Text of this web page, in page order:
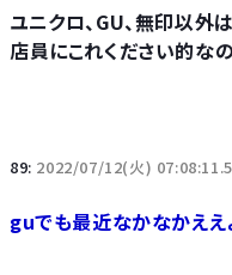
ユニクロ、GU、無印以
店員にこれください的な
89: 2022/07/12(火)
guでも最近なかなかええ